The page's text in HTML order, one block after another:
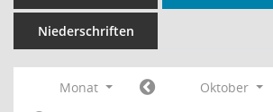
Niederschriften
Monat Oktober